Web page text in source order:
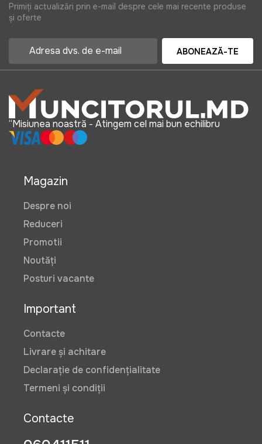
Primiți actualizări prin e-mail despre cele mai recente produse
și oferte
ABONEAZĂ-TE
“Misiunea noastră - Atingem cel mai bun echilibru
Magazin
Despre noi
Reduceri
Promotii
Noutăți
Posturi vacante
Important
Contacte
Livrare și achitare
Declarație de confidențialitate
Termeni și condiții
Contacte